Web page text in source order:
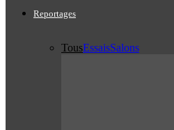
Reportages
TousEssaisSalons